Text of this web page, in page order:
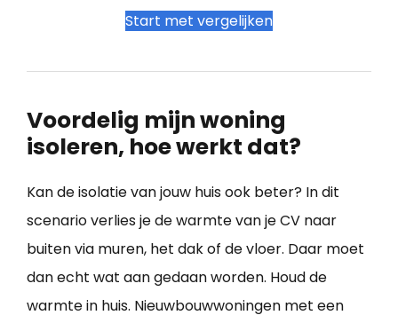
Start met vergelijken
Voordelig mijn woning
isoleren, hoe werkt dat?
Kan de isolatie van jouw huis ook beter? In dit
scenario verlies je de warmte van je CV naar
buiten via muren, het dak of de vloer. Daar moet
dan echt wat aan gedaan worden. Houd de
warmte in huis. Nieuwbouwwoningen met een